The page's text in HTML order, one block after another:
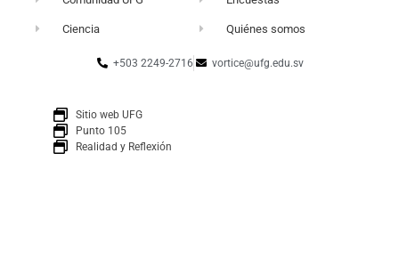
Ciencia Quiénes somos
+503 2249-2716 vortice@ufg.edu.sv
Sitio web UFG
Punto 105
Realidad y Reflexión